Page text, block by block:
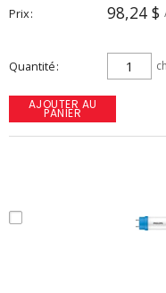
Prix 98,24 $
Quantité ch
AJOUTER AU
PANIER